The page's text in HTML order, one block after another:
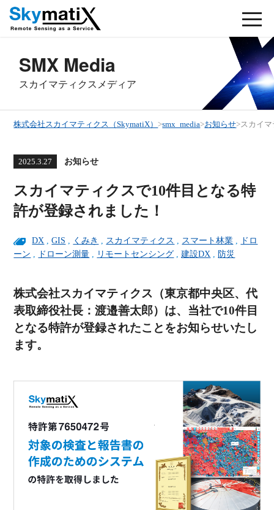
SMX Media
スカイマティクスメディア
株式会社スカイマティクス（SkymatiX）>smx_media>お知らせ>スカイ
2025.3.27 お知らせ
スカイマティクスで10件目となる特
許が登録されました！
DX ,GIS , くみき , スカイマティクス , スマート林業 ,
ドロ
ーン , ドローン測量 , リモートセンシング ,建設DX , 防災
株式会社スカイマティクス（東京都中央区、代
表取締役社長：渡邉善太郎）は、当社で10件目
となる特許が登録されたことをお知らせいたし
ます。